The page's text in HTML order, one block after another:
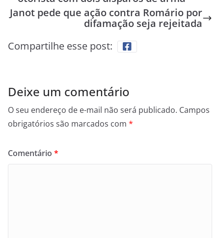
Janot pede que ação contra Romário por
difamação seja rejeitada
Compartilhe esse post:
Deixe um comentário
O seu endereço de e-mail não será publicado. Campos
obrigatórios são marcados com *
Comentário *